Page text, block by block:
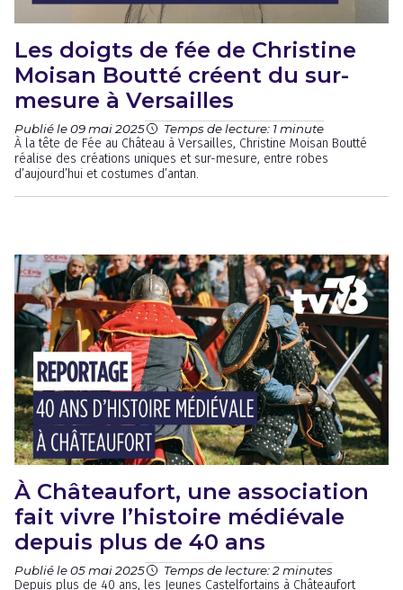
Les doigts de fée de Christine
Moisan Boutté créent du sur-
mesure à Versailles
Publié le 09 mai 2025 Temps de lecture: 1 minute
À la tête de Fée au Château à Versailles, Christine Moisan Boutté
réalise des créations uniques et sur-mesure, entre robes
d’aujourd’hui et costumes d’antan.
À Châteaufort, une association
fait vivre l’histoire médiévale
depuis plus de 40 ans
Publié le 05 mai 2025 Temps de lecture: 2 minutes
Depuis plus de 40 ans, les Jeunes Castelfortains à Châteaufort